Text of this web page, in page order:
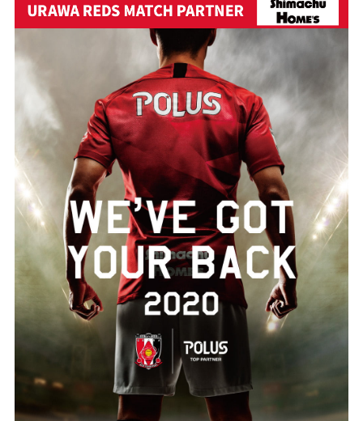
トレーニングスケジュール
大原サッカー場 SPORTS FOR PEACE! プロジェクト
試合運営管理規定
クラウドファンディングご支援者